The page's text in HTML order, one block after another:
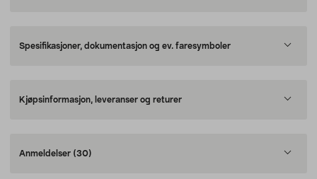
Spesifikasjoner, dokumentasjon og ev. faresymboler
Kjøpsinformasjon, leveranser og returer
Anmeldelser (30)